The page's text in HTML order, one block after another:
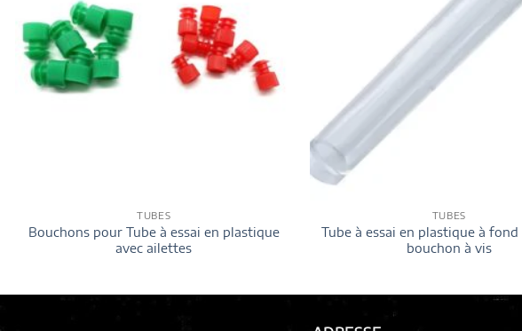
TUBES
Bouchons pour Tube à essai en plastique
avec ailettes
TUBES
Tube à essai en plastique à
bouchon à vis